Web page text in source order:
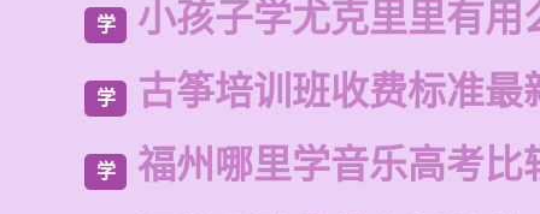
学 小孩子学尤克里里有用
学 古筝培训班收费标准最
学 福州哪里学音乐高考比